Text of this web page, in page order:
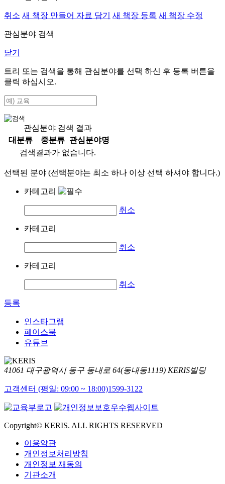
취소 새 책장 만들어 자료 담기 새 책장 등록 새 책장 수정
관심분야 검색
닫기
트리 또는 검색을 통해 관심분야를 선택 하신 후 등록 버튼을
클릭 하십시오.
관심분야 검색 결과
대분류
중분류
관심분야명
검색결과가 없습니다.
선택된 분야 (선택분야는 최소 하나 이상 선택 하셔야 합니다.)
카테고리
취소
카테고리
취소
카테고리
취소
등록
인스타그램
페이스북
유튜브
41061 대구광역시 동구 동내로 64(동내동1119) KERIS빌딩
고객센터 (평일: 09:00 ~ 18:00)1599-3122
Copyright© KERIS. ALL RIGHTS RESERVED
이용약관
개인정보처리방침
개인정보 재동의
기관소개